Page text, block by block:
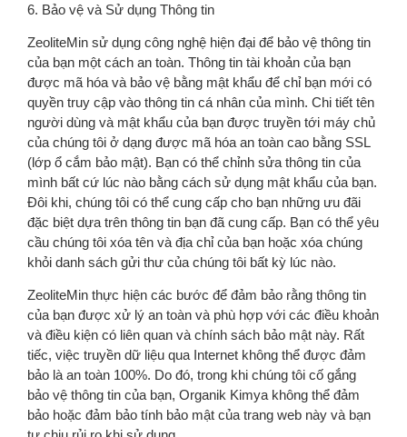
6. Bảo vệ và Sử dụng Thông tin
ZeoliteMin sử dụng công nghệ hiện đại để bảo vệ thông tin
của bạn một cách an toàn. Thông tin tài khoản của bạn
được mã hóa và bảo vệ bằng mật khẩu để chỉ bạn mới có
quyền truy cập vào thông tin cá nhân của mình. Chi tiết tên
người dùng và mật khẩu của bạn được truyền tới máy chủ
của chúng tôi ở dạng được mã hóa an toàn cao bằng SSL
(lớp ổ cắm bảo mật). Bạn có thể chỉnh sửa thông tin của
mình bất cứ lúc nào bằng cách sử dụng mật khẩu của bạn.
Đôi khi, chúng tôi có thể cung cấp cho bạn những ưu đãi
đặc biệt dựa trên thông tin bạn đã cung cấp. Bạn có thể yêu
cầu chúng tôi xóa tên và địa chỉ của bạn hoặc xóa chúng
khỏi danh sách gửi thư của chúng tôi bất kỳ lúc nào.
ZeoliteMin thực hiện các bước để đảm bảo rằng thông tin
của bạn được xử lý an toàn và phù hợp với các điều khoản
và điều kiện có liên quan và chính sách bảo mật này. Rất
tiếc, việc truyền dữ liệu qua Internet không thể được đảm
bảo là an toàn 100%. Do đó, trong khi chúng tôi cố gắng
bảo vệ thông tin của bạn, Organik Kimya không thể đảm
bảo hoặc đảm bảo tính bảo mật của trang web này và bạn